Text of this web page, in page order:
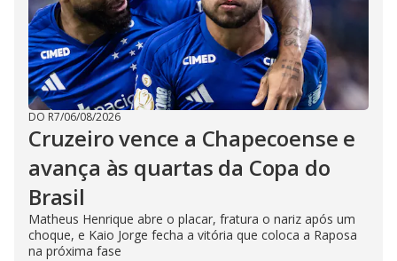
DO R7/06/08/2026
Cruzeiro vence a Chapecoense e
avança às quartas da Copa do
Brasil
Matheus Henrique abre o placar, fratura o nariz após um
choque, e Kaio Jorge fecha a vitória que coloca a Raposa
na próxima fase